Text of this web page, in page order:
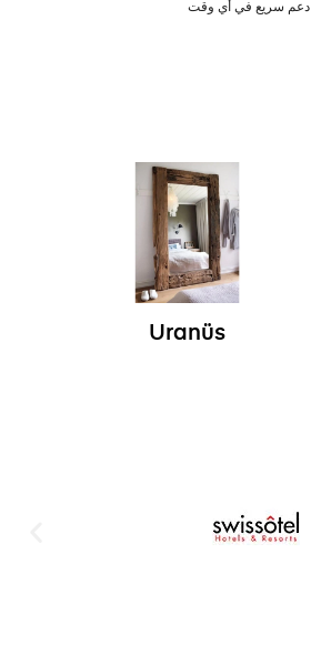
دعم سريع في أي وقت
Uranüs